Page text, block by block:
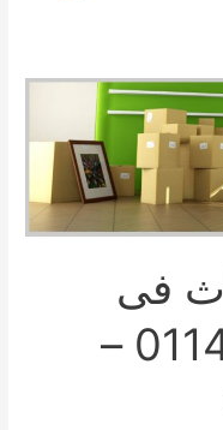
فى
مصر 01141066306 –